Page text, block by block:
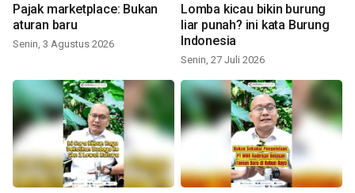
Pajak marketplace: Bukan
aturan baru
Senin, 3 Agustus 2026
Lomba kicau bikin burung
liar punah? ini kata Burung
Indonesia
Senin, 27 Juli 2026